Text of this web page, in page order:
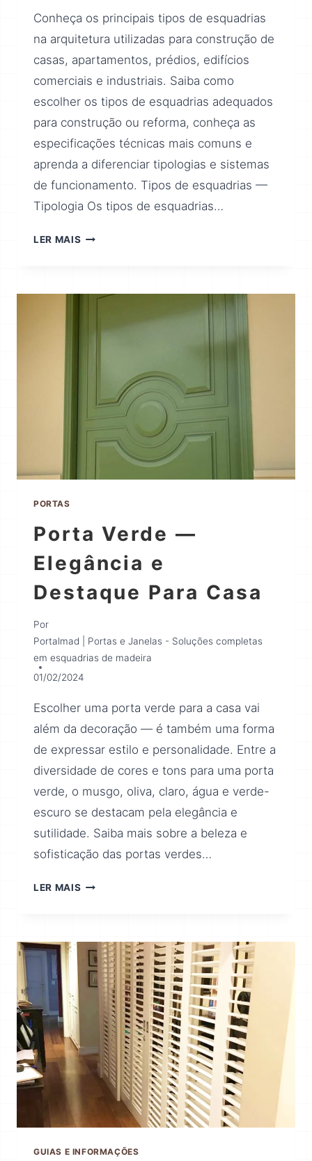
Conheça os principais tipos de esquadrias
na arquitetura utilizadas para construção de
casas, apartamentos, prédios, edifícios
comerciais e industriais. Saiba como
escolher os tipos de esquadrias adequados
para construção ou reforma, conheça as
especificações técnicas mais comuns e
aprenda a diferenciar tipologias e sistemas
de funcionamento. Tipos de esquadrias —
Tipologia Os tipos de esquadrias…
LER MAIS
PORTAS
Porta Verde —
Elegância e
Destaque Para Casa
Por
Portalmad | Portas e Janelas - Soluções completas
em esquadrias de madeira
01/02/2024
Escolher uma porta verde para a casa vai
além da decoração — é também uma forma
de expressar estilo e personalidade. Entre a
diversidade de cores e tons para uma porta
verde, o musgo, oliva, claro, água e verde-
escuro se destacam pela elegância e
sutilidade. Saiba mais sobre a beleza e
sofisticação das portas verdes…
LER MAIS
GUIAS E INFORMAÇÕES